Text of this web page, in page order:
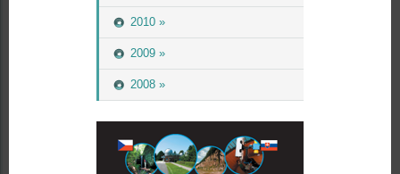
2010 »
2009 »
2008 »